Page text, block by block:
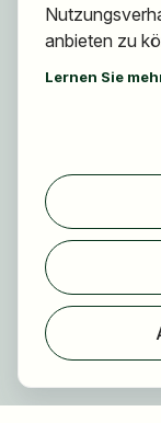
anbieten zu
Lernen Sie